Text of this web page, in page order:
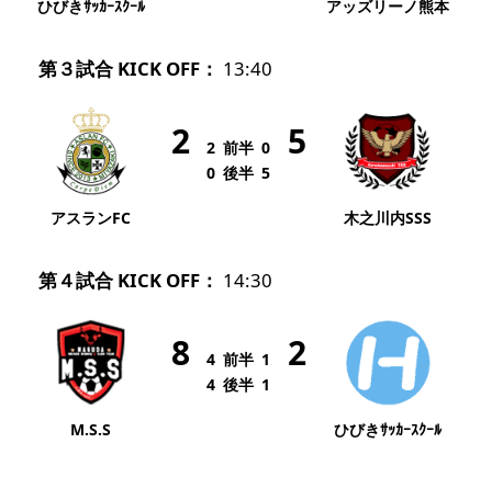
ひびきｻｯｶｰｽｸｰﾙ アッズリーノ熊本
第３試合 KICK OFF： 13:40
アスランFC
2 2 前半 0 5
0 後半 5
木之川内SSS
第４試合 KICK OFF： 14:30
M.S.S
8 4 前半 1 2
4 後半 1
ひびきｻｯｶｰｽｸｰﾙ